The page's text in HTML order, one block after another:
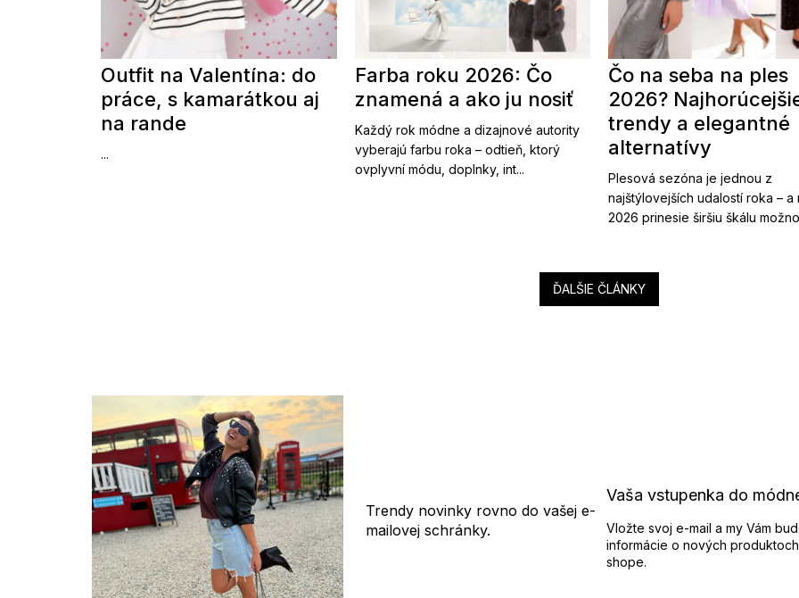
Outfit na Valentína: do
práce, s kamarátkou aj
na rande
...
Farba roku 2026: Čo
znamená a ako ju nosiť
Každý rok módne a dizajnové autority
vyberajú farbu roka – odtieň, ktorý
ovplyvní módu, doplnky, int...
Čo na seba na ples
2026?
trendy a elegantné
alternatívy
Plesová sezóna je jednou z
najštýlovejších udalostí roka – a
2026 prinesie širšiu škálu
ĎALŠIE ČLÁNKY
Trendy novinky rovno do vašej e-
mailovej schránky.
Vaša vstupenka do
Vložte svoj e-mail a my Vám
informácie o nových
shope.